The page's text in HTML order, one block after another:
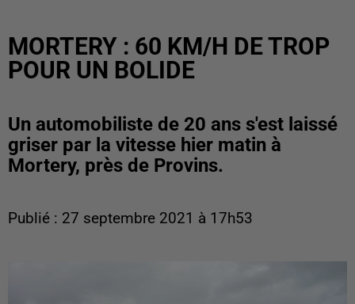
MORTERY : 60 KM/H DE TROP
POUR UN BOLIDE
Un automobiliste de 20 ans s'est laissé
griser par la vitesse hier matin à
Mortery, près de Provins.
Publié : 27 septembre 2021 à 17h53